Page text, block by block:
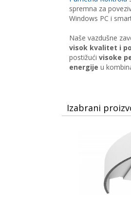
spremna za
Windows PC i
Naše vazdušne
visok kvalitet i
postižući visoke
energije u
Izabrani